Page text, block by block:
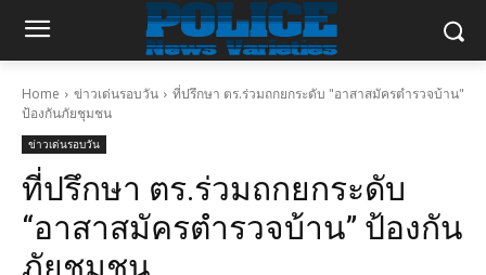
Home ข่าวเด่นรอบวัน
ที่ปรึกษา ตร.ร่วมถกยกระดับ "อาสาสมัครตำรวจบ้าน"
ป้องกันภัยชุมชน
ข่าวเด่นรอบวัน
ที่ปรึกษา ตร.ร่วมถกยกระดับ
“อาสาสมัครตำรวจบ้าน” ป้องกัน
ภัยชุมชน